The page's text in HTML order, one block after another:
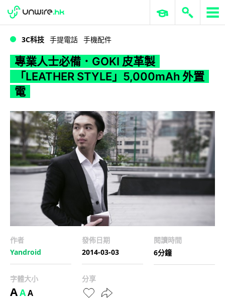
WWDC 2026 ERP 與商業 AI
3C科技 手提電話 手機配件
專業人士必備．GOKI 皮革製
「LEATHER STYLE」5,000mAh 外置
電
作者
Yandroid
發佈日期
2014-03-03
閱讀時間
6分鐘
字體大小
AAA
分享